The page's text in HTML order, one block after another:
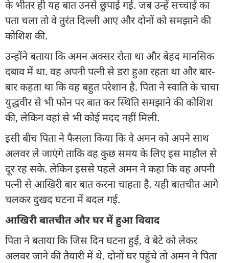
के भीतर ही यह बात उनसे छुपाई गई. जब उन्हें सच्चाई का
पता चला तो वे तुरंत दिल्ली आए और दोनों को समझाने की
कोशिश की.
उन्होंने बताया कि अमन अक्सर रोता था और बेहद मानसिक
दबाव में था. वह अपनी पत्नी से डरा हुआ रहता था और बार-
बार कहता था कि वह बहुत परेशान है. पिता ने स्वाति के चाचा
युद्धवीर से भी फोन पर बात कर स्थिति समझाने की कोशिश
की, लेकिन वहां से भी कोई मदद नहीं मिली.
इसी बीच पिता ने फैसला किया कि वे अमन को अपने साथ
अलवर ले जाएंगे ताकि वह कुछ समय के लिए इस माहौल से
दूर रह सके. लेकिन इससे पहले अमन ने कहा कि वह अपनी
पत्नी से आखिरी बार बात करना चाहता है. यही बातचीत आगे
चलकर दुखद घटना में बदल गई.
आखिरी बातचीत और घर में हुआ विवाद
पिता ने बताया कि जिस दिन घटना हुई, वे बेटे को लेकर
अलवर जाने की तैयारी में थे. दोनों घर पहुंचे तो अमन ने पिता